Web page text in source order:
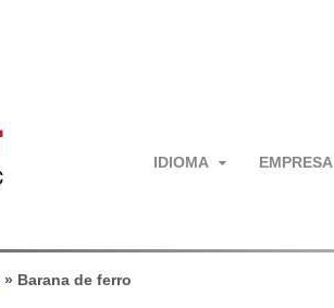
IDIOMA EMPRESA
» Barana de ferro